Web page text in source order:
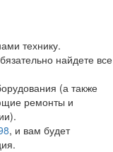
технику.
найдете все
(а также
ремонты и
, и вам будет